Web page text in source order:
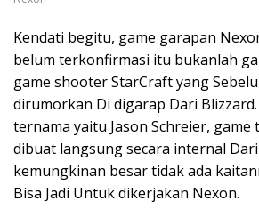
Kendati begitu, game garapan
belum terkonfirmasi itu bukanlah
game shooter StarCraft yang
dirumorkan Di digarap Dari
ternama yaitu Jason Schreier,
dibuat langsung secara internal
kemungkinan besar tidak ada
Bisa Jadi Untuk dikerjakan Nexon.